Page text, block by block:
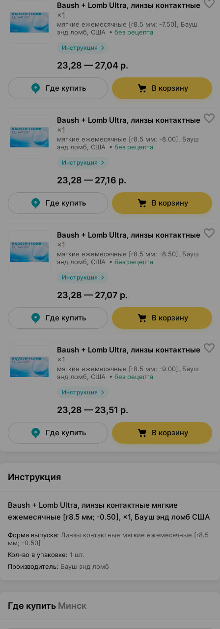
Baush + Lomb Ultra, линзы контактные
×1
мягкие ежемесячные [r8.5 мм; -7.50],
Бауш
энд ломб , США • без рецепта
Инструкция
23,28 — 27,04 р.
Где купить В корзину
Baush + Lomb Ultra, линзы контактные
×1
мягкие ежемесячные [r8.5 мм; -8.00],
Бауш
энд ломб , США • без рецепта
Инструкция
23,28 — 27,16 р.
Где купить В корзину
Baush + Lomb Ultra, линзы контактные
×1
мягкие ежемесячные [r8.5 мм; -8.50],
Бауш
энд ломб , США • без рецепта
Инструкция
23,28 — 27,07 р.
Где купить В корзину
Baush + Lomb Ultra, линзы контактные
×1
мягкие ежемесячные [r8.5 мм; -9.00],
Бауш
энд ломб , США • без рецепта
Инструкция
23,28 — 23,51 р.
Где купить В корзину
Инструкция
Baush + Lomb Ultra, линзы контактные мягкие
ежемесячные [r8.5 мм; -0.50], ×1, Бауш энд ломб США
Форма выпуска: Линзы контактные мягкие ежемесячные [r8.5
мм; -0.50]
Кол-во в упаковке: 1 шт.
Производитель: Бауш энд ломб
Где купить Минск